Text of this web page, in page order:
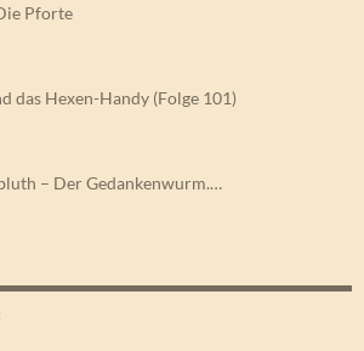
Pforte
das Hexen-Handy (Folge 101)
– Der Gedankenwurm.…